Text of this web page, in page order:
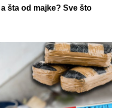
šta od majke? Sve što